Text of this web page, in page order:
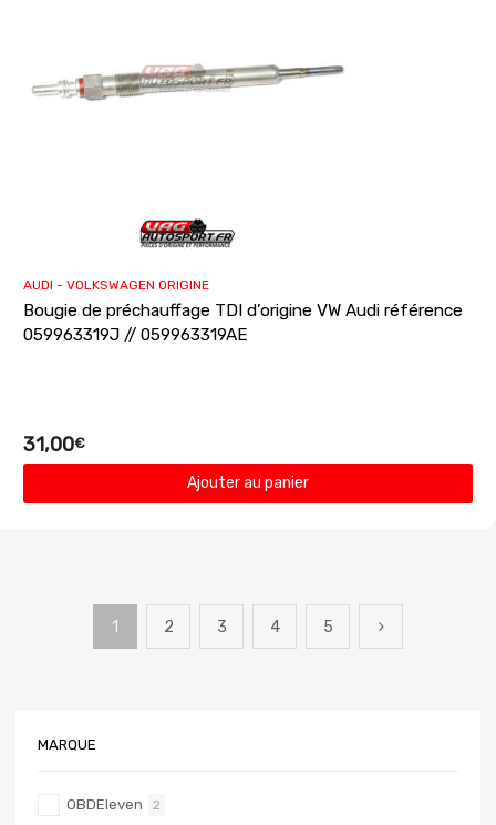
AUDI - VOLKSWAGEN ORIGINE
Bougie de préchauffage TDI d’origine VW Audi référence
059963319J // 059963319AE
31,00€
Ajouter au panier
1 2 3 4 5
MARQUE
OBDEleven 2